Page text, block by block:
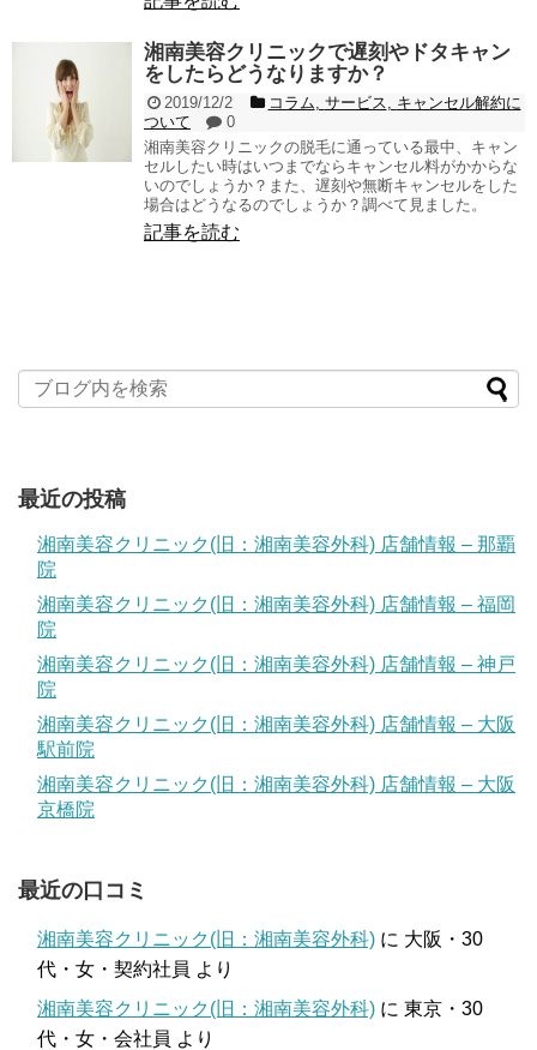
湘南美容クリニックで遅刻やドタキャン
をしたらどうなりますか？
2019/12/2 コラム サービス
キャンセル解約に
ついて
0
湘南美容クリニックの脱毛に通っている最中、キャン
セルしたい時はいつまでならキャンセル料がかからな
いのでしょうか？また、遅刻や無断キャンセルをした
場合はどうなるのでしょうか？調べて見ました。
記事を読む
最近の投稿
湘南美容クリニック(旧：湘南美容外科) 店舗情報 – 那覇
院
湘南美容クリニック(旧：湘南美容外科) 店舗情報 – 福岡
院
湘南美容クリニック(旧：湘南美容外科) 店舗情報 – 神戸
院
湘南美容クリニック(旧：湘南美容外科) 店舗情報 – 大阪
駅前院
湘南美容クリニック(旧：湘南美容外科) 店舗情報 – 大阪
京橋院
最近の口コミ
湘南美容クリニック(旧：湘南美容外科) に 大阪・30
代・女・契約社員 より
湘南美容クリニック(旧：湘南美容外科) に 東京・30
代・女・会社員 より